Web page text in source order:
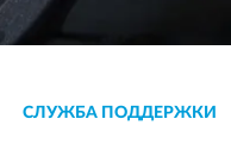
СЛУЖБА ПОДДЕРЖКИ